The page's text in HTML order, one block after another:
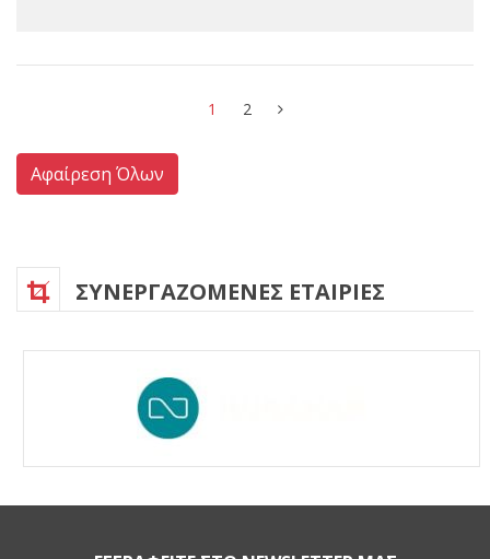
Αφαίρεση Όλων
1 2
ΣΥΝΕΡΓΑΖΟΜΕΝΕΣ ΕΤΑΙΡΙΕΣ